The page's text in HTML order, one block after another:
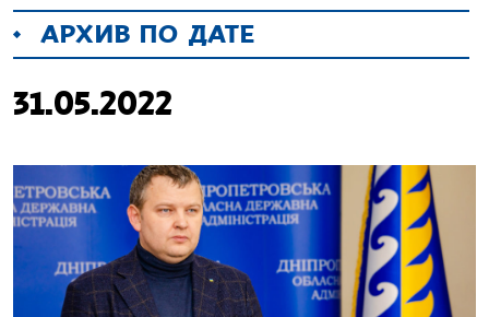
АРХИВ ПО ДАТЕ
31.05.2022